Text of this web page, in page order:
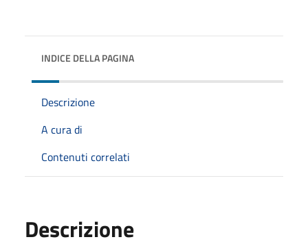
INDICE DELLA PAGINA
Descrizione
A cura di
Contenuti correlati
Descrizione